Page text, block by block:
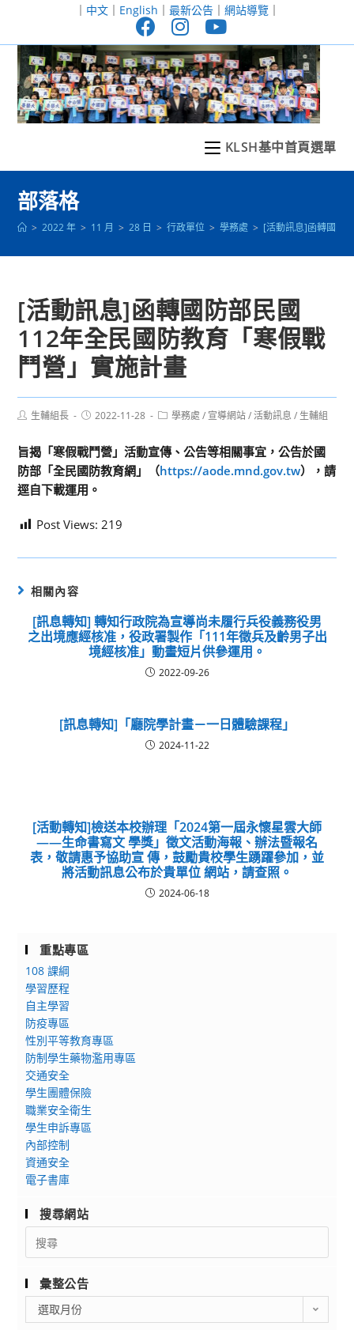
至
｜ 中文｜ English ｜ 最新公告｜ 網站導覽｜
KLSH基中首頁選單
部落格
> 2022 年 > 11 月 > 28 日 > 行政單位 > 學務處 > [活動訊息]函轉國防
[活動訊息]函轉國防部民國
112年全民國防教育「寒假戰
鬥營」實施計畫
Post生輔組長
Post2022-11-28
Post學務處 / 宣導網站 / 活動訊息 / 生輔組
旨揭「寒假戰鬥營」活動宣傳、公告等相關事宜，公告於國
防部「全民國防教育網」（https://aode.mnd.gov.tw），請
逕自下載運用。
Post Views: 219
相關內容
[訊息轉知] 轉知行政院為宣導尚未履行兵役義務役男
之出境應經核准，役政署製作「111年徵兵及齡男子出
境經核准」動畫短片供參運用。
2022-09-26
[訊息轉知]「廳院學計畫－一日體驗課程」
2024-11-22
[活動轉知]檢送本校辦理「2024第一屆永懷星雲大師
——生命書寫文 學獎」徵文活動海報、辦法暨報名
表，敬請惠予協助宣 傳，鼓勵貴校學生踴躍參加，並
將活動訊息公布於貴單位 網站，請查照。
2024-06-18
重點專區
108 課綱
學習歷程
自主學習
防疫專區
性別平等教育專區
防制學生藥物濫用專區
交通安全
學生團體保險
職業安全衛生
學生申訴專區
內部控制
資通安全
電子書庫
搜尋網站
Search
for:
彙整公告
整
選取月份